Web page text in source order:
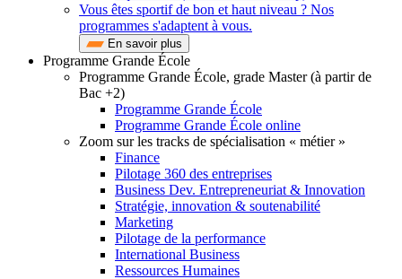
Vous êtes sportif de bon et haut niveau ? Nos
programmes s'adaptent à vous.
En savoir plus
Programme Grande École
Programme Grande École, grade Master (à partir de
Bac +2)
Programme Grande École
Programme Grande École online
Zoom sur les tracks de spécialisation « métier »
Finance
Pilotage 360 des entreprises
Business Dev. Entrepreneuriat & Innovation
Stratégie, innovation & soutenabilité
Marketing
Pilotage de la performance
International Business
Ressources Humaines